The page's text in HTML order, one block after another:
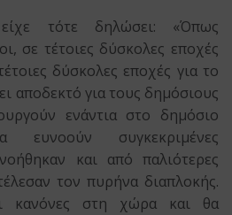
τότε δηλώσει: «Όπως
σε τέτοιες δύσκολες εποχές
δύσκολες εποχές για το
αποδεκτό για τους δημόσιους
ενάντια στο δημόσιο
συγκεκριμένες
και από παλιότερες
τον πυρήνα διαπλοκής.
κανόνες στη χώρα και θα